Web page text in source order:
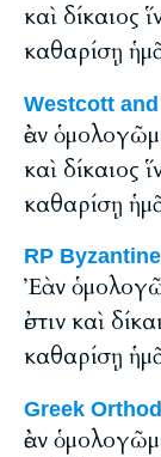
καὶ δίκαιος
καθαρίσῃ
Westcott
ἐὰν
καὶ δίκαιος
καθαρίσῃ
RP
Ἐὰν
ἐστιν καὶ
καθαρίσῃ
Greek
ἐὰν